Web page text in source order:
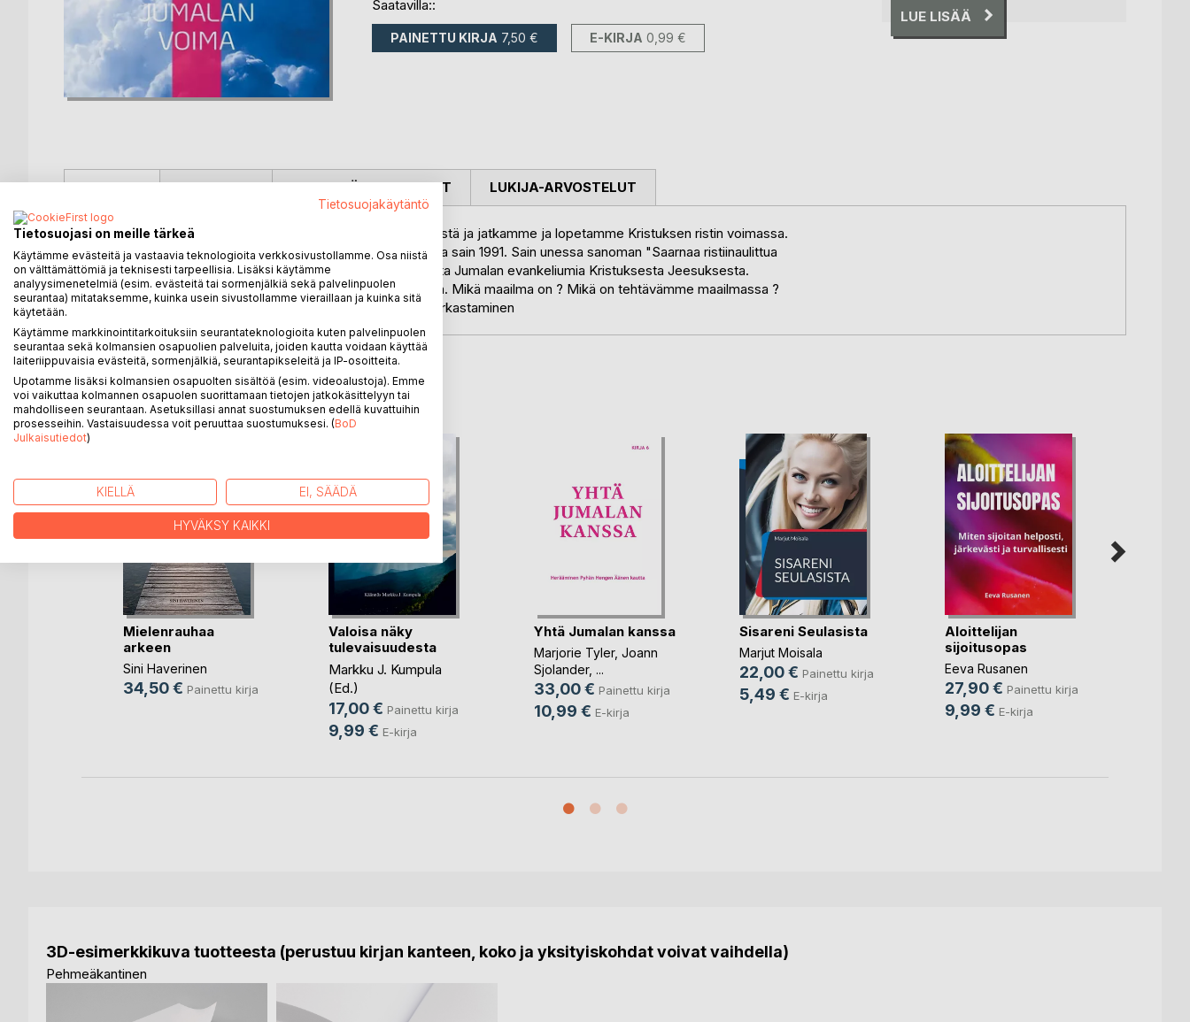
Saatavilla::
PAINETTU KIRJA 7,50 € E-KIRJA 0,99 €
LUE LISÄÄ
KUVAUS
Kristuksen risti on Kristinuskon keskus. Me aloitamme rististä ja jatkamme ja lopetamme Kristuksen ristin voimassa.
Tämä kirjan aiheen sain henkilökohtaisesta kutsustani jonka sain 1991. Sain unessa sanoman "Saarnaa ristiinaulittua
Kristusta" ! Tämä kirja kuuluu tähän kutsumukseeni saarnata Jumalan evankeliumia Kristuksesta Jeesuksesta.
Kirjassa käydään läpi myös Seurakunnan työtä maailmassa. Mikä maailma on ? Mikä on tehtävämme maailmassa ?
Voittava Seurakunta ja Seurakunnan ajan päättyminen ja kirkastaminen
KIRJAILIJA LEHDISTÖARVOSTELUT LUKIJA-ARVOSTELUT
LISÄÄ KIRJOJA BoD:LLA
Mielenrauhaa
arkeen
Sini Haverinen
34,50 € Painettu kirja
Valoisa näky
tulevaisuudesta
Markku J. Kumpula
(Ed.)
17,00 € Painettu kirja
9,99 € E-kirja
Yhtä Jumalan kanssa
Marjorie Tyler, Joann
Sjolander, ...
33,00 € Painettu kirja
10,99 € E-kirja
Sisareni Seulasista
Marjut Moisala
22,00 € Painettu kirja
5,49 € E-kirja
Aloittelijan
sijoitusopas
Eeva Rusanen
27,90 € Painettu kirja
9,99 € E-kirja
3D-esimerkkikuva tuotteesta (perustuu kirjan kanteen, koko ja yksityiskohdat voivat vaihdella)
Pehmeäkantinen
Tietosuojakäytäntö
Tietosuojasi on meille tärkeä
Käytämme evästeitä ja vastaavia teknologioita verkkosivustollamme. Osa niistä
on välttämättömiä ja teknisesti tarpeellisia. Lisäksi käytämme
analyysimenetelmiä (esim. evästeitä tai sormenjälkiä sekä palvelinpuolen
seurantaa) mitataksemme, kuinka usein sivustollamme vieraillaan ja kuinka sitä
käytetään.
Käytämme markkinointitarkoituksiin seurantateknologioita kuten palvelinpuolen
seurantaa sekä kolmansien osapuolien palveluita, joiden kautta voidaan käyttää
laiteriippuvaisia evästeitä, sormenjälkiä, seurantapikseleitä ja IP-osoitteita.
Upotamme lisäksi kolmansien osapuolten sisältöä (esim. videoalustoja). Emme
voi vaikuttaa kolmannen osapuolen suorittamaan tietojen jatkokäsittelyyn tai
mahdolliseen seurantaan. Asetuksillasi annat suostumuksen edellä kuvattuihin
prosesseihin. Vastaisuudessa voit peruuttaa suostumuksesi. (BoD
Julkaisutiedot)
KIELLÄ EI, SÄÄDÄ
HYVÄKSY KAIKKI